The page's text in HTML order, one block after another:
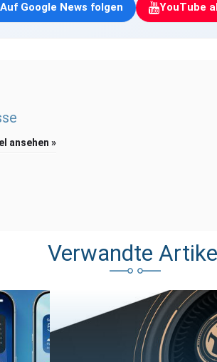
Auf Google News folgen YouTube
ansehen »
Verwandte